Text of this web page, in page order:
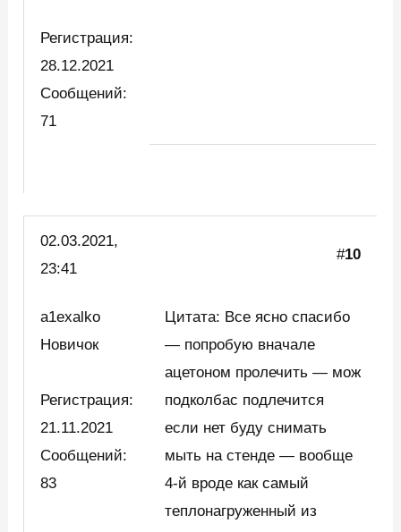
Регистрация:
28.12.2021
Сообщений:
71
02.03.2021,
23:41
#10
a1exalko
Новичок
Регистрация:
21.11.2021
Сообщений:
83
Цитата: Все ясно спасибо
— попробую вначале
ацетоном пролечить — мож
подколбас подлечится
если нет буду снимать
мыть на стенде — вообще
4-й вроде как самый
теплонагруженный из